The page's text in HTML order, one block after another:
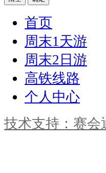
首页
周末1天游
周末2日游
高铁线路
个人中心
技术支持：赛会